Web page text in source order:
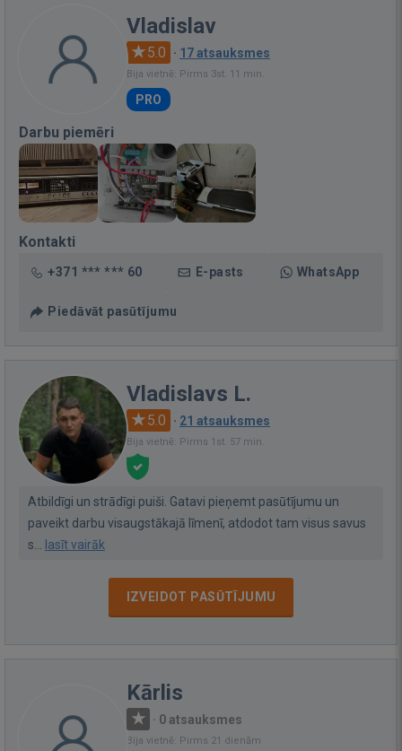
Vladislav
5.0 · 17 atsauksmes
Bija vietnē: Pirms 3st. 11 min.
PRO
Darbu piemēri
Kontakti
+371 *** *** 60 E-pasts WhatsApp
Piedāvāt pasūtījumu
Vladislavs L.
5.0 · 21 atsauksmes
Bija vietnē: Pirms 1st. 57 min.
Atbildīgi un strādīgi puiši. Gatavi pieņemt pasūtījumu un
paveikt darbu visaugstākajā līmenī, atdodot tam visus savus
s... lasīt vairāk
IZVEIDOT PASŪTĪJUMU
Kārlis
· 0 atsauksmes
Bija vietnē: Pirms 21 dienām